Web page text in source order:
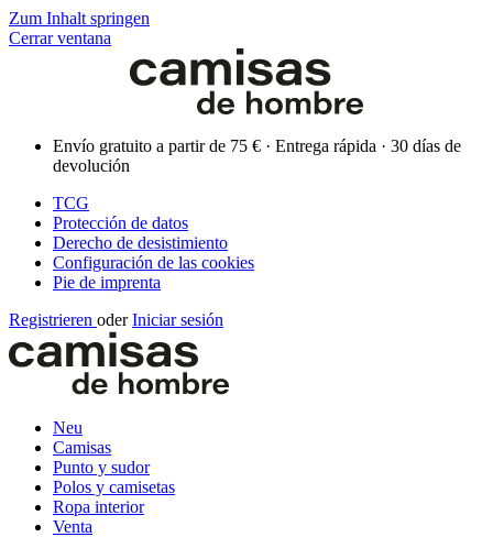
Zum Inhalt springen
Cerrar ventana
Envío gratuito a partir de 75 € · Entrega rápida · 30 días de
devolución
TCG
Protección de datos
Derecho de desistimiento
Configuración de las cookies
Pie de imprenta
Registrieren oder Iniciar sesión
Neu
Camisas
Punto y sudor
Polos y camisetas
Ropa interior
Venta